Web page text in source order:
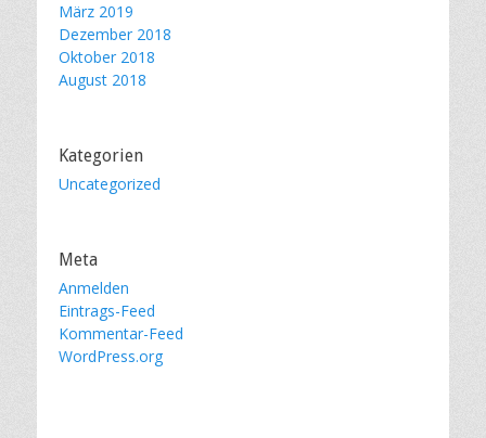
März 2019
Dezember 2018
Oktober 2018
August 2018
Kategorien
Uncategorized
Meta
Anmelden
Eintrags-Feed
Kommentar-Feed
WordPress.org